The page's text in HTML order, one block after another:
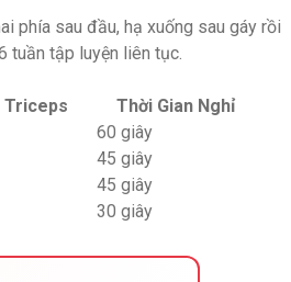
phía sau đầu, hạ xuống sau gáy rồi
tuần tập luyện liên tục.
Triceps
Thời Gian Nghỉ
60 giây
45 giây
45 giây
30 giây